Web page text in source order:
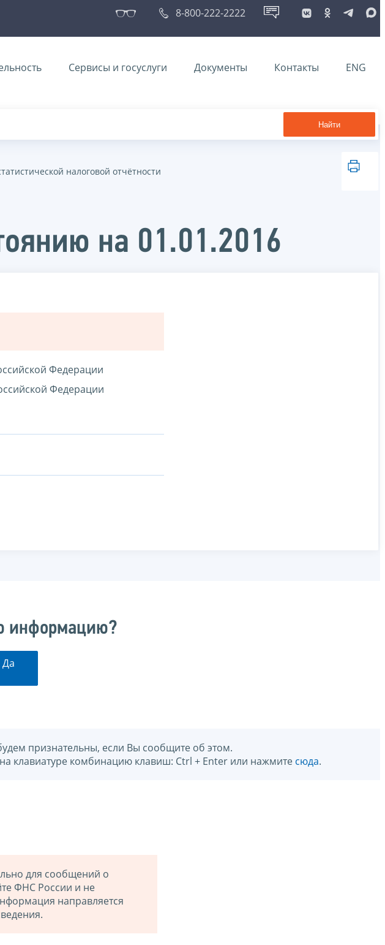
8-800-222-2222
Сервисы и госуслуги Документы Контакты ENG
Найти
налоговой отчётности
на 01.01.2016
Федерации
Федерации
информацию?
Да
признательны, если Вы сообщите об этом.
клавиатуре комбинацию клавиш: Ctrl + Enter или нажмите сюда.
для сообщений о
ФНС России и не
направляется